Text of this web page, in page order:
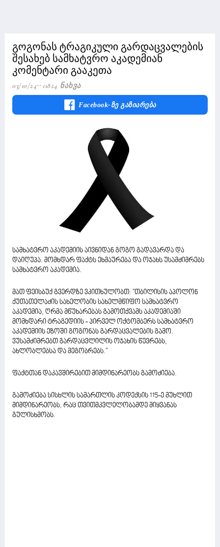
გოგონას ტრაგიკული გარდაცვალების
შესახებ სამხატვრო აკადემიან
კომენტარი გააკეთა
03/10/24 11824 Ნახვა
Facebook-Ზე Გაზიარება
სამხატვრო აკადემიის აივნიდან გოგო გადავარდა და
დაიღუპა. მომხდარ ფაქტს ეხმაურება და ოჯახს უსამძიმრებს
სამხატვრო აკადემია.
მათ ფეისბუქ გვერდზე ვკითხულობთ: "თბილისის აპოლონ
ქუთათელაძის სახელობის სახელმწიფო სამხატვრო
აკადემია, ღრმა მწუხარებას გამოთქვამს აკადემიაში
მომხდარი ტრაგედიის - პირველ ოქტომბერს სამხატვრო
აკადემიის ეზოში გოგონას გარდაცვალების გამო.
ვუსამძიმრებთ გარდაცვლილის ოჯახის წევრებს,
ახლობლებსა და მეგობრებს."
ფაქტთან დაკავშირებით მიმდინარეობს გამოძიება.
გამოძიება სისხლის სამართლის კოდექსის 115-ე მუხლით
მიმდინარეობს, რაც თვითმკვლელობამდე მიყვანას
გულისხმობს.